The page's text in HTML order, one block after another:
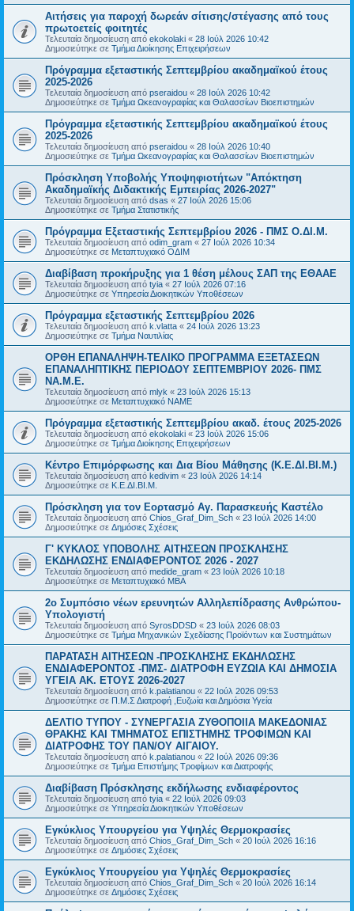
Αιτήσεις για παροχή δωρεάν σίτισης/στέγασης από τους
πρωτοετείς φοιτητές
Τελευταία δημοσίευση από ekokolaki « 28 Ιούλ 2026 10:42
Δημοσιεύτηκε σε Τμήμα Διοίκησης Επιχειρήσεων
Πρόγραμμα εξεταστικής Σεπτεμβρίου ακαδημαϊκού έτους
2025-2026
Τελευταία δημοσίευση από pseraidou « 28 Ιούλ 2026 10:42
Δημοσιεύτηκε σε Τμήμα Ωκεανογραφίας και Θαλασσίων Βιοεπιστημών
Πρόγραμμα εξεταστικής Σεπτεμβρίου ακαδημαϊκού έτους
2025-2026
Τελευταία δημοσίευση από pseraidou « 28 Ιούλ 2026 10:40
Δημοσιεύτηκε σε Τμήμα Ωκεανογραφίας και Θαλασσίων Βιοεπιστημών
Πρόσκληση Υποβολής Υποψηφιοτήτων "Απόκτηση
Ακαδημαϊκής Διδακτικής Εμπειρίας 2026-2027"
Τελευταία δημοσίευση από dsas « 27 Ιούλ 2026 15:06
Δημοσιεύτηκε σε Τμήμα Στατιστικής
Πρόγραμμα Εξεταστικής Σεπτεμβρίου 2026 - ΠΜΣ Ο.ΔΙ.Μ.
Τελευταία δημοσίευση από odim_gram « 27 Ιούλ 2026 10:34
Δημοσιεύτηκε σε Μεταπτυχιακό ΟΔΙΜ
Διαβίβαση προκήρυξης για 1 θέση μέλους ΣΑΠ της ΕΘΑΑΕ
Τελευταία δημοσίευση από tyia « 27 Ιούλ 2026 07:16
Δημοσιεύτηκε σε Υπηρεσία Διοικητικών Υποθέσεων
Πρόγραμμα εξεταστικής Σεπτεμβρίου 2026
Τελευταία δημοσίευση από k.vlatta « 24 Ιούλ 2026 13:23
Δημοσιεύτηκε σε Τμήμα Ναυτιλίας
ΟΡΘΗ ΕΠΑΝΑΛΗΨΗ-ΤΕΛΙΚΟ ΠΡΟΓΡΑΜΜΑ ΕΞΕΤΑΣΕΩΝ
ΕΠΑΝΑΛΗΠΤΙΚΗΣ ΠΕΡΙΟΔΟΥ ΣΕΠΤΕΜΒΡΙΟΥ 2026- ΠΜΣ
ΝΑ.Μ.Ε.
Τελευταία δημοσίευση από mlyk « 23 Ιούλ 2026 15:13
Δημοσιεύτηκε σε Μεταπτυχιακό ΝΑΜΕ
Πρόγραμμα εξεταστικής Σεπτεμβρίου ακαδ. έτους 2025-2026
Τελευταία δημοσίευση από ekokolaki « 23 Ιούλ 2026 15:06
Δημοσιεύτηκε σε Τμήμα Διοίκησης Επιχειρήσεων
Κέντρο Επιμόρφωσης και Δια Βίου Μάθησης (Κ.Ε.ΔΙ.ΒΙ.Μ.)
Τελευταία δημοσίευση από kedivim « 23 Ιούλ 2026 14:14
Δημοσιεύτηκε σε Κ.Ε.ΔΙ.ΒΙ.Μ.
Πρόσκληση για τον Εορτασμό Αγ. Παρασκευής Καστέλο
Τελευταία δημοσίευση από Chios_Graf_Dim_Sch « 23 Ιούλ 2026 14:00
Δημοσιεύτηκε σε Δημόσιες Σχέσεις
Γ' ΚΥΚΛΟΣ ΥΠΟΒΟΛΗΣ ΑΙΤΗΣΕΩΝ ΠΡΟΣΚΛΗΣΗΣ
ΕΚΔΗΛΩΣΗΣ ΕΝΔΙΑΦΕΡΟΝΤΟΣ 2026 - 2027
Τελευταία δημοσίευση από medide_gram « 23 Ιούλ 2026 10:18
Δημοσιεύτηκε σε Μεταπτυχιακό MBA
2ο Συμπόσιο νέων ερευνητών Αλληλεπίδρασης Ανθρώπου-
Υπολογιστή
Τελευταία δημοσίευση από SyrosDDSD « 23 Ιούλ 2026 08:03
Δημοσιεύτηκε σε Τμήμα Μηχανικών Σχεδίασης Προϊόντων και Συστημάτων
ΠΑΡΑΤΑΣΗ ΑΙΤΗΣΕΩΝ -ΠΡΟΣΚΛΗΣΗΣ ΕΚΔΗΛΩΣΗΣ
ΕΝΔΙΑΦΕΡΟΝΤΟΣ -ΠΜΣ- ΔΙΑΤΡΟΦΗ ΕΥΖΩΙΑ ΚΑΙ ΔΗΜΟΣΙΑ
ΥΓΕΙΑ AK. ETOYΣ 2026-2027
Τελευταία δημοσίευση από k.palatianou « 22 Ιούλ 2026 09:53
Δημοσιεύτηκε σε Π.Μ.Σ Διατροφή ,Ευζωία και Δημόσια Υγεία
ΔΕΛΤΙΟ ΤΥΠΟΥ - ΣΥΝΕΡΓΑΣΙΑ ΖΥΘΟΠΟΙΙΑ ΜΑΚΕΔΟΝΙΑΣ
ΘΡΑΚΗΣ ΚΑΙ ΤΜΗΜΑΤΟΣ ΕΠΙΣΤΗΜΗΣ ΤΡΟΦΙΜΩΝ ΚΑΙ
ΔΙΑΤΡΟΦΗΣ ΤΟΥ ΠΑΝ/ΟΥ ΑΙΓΑΙΟΥ.
Τελευταία δημοσίευση από k.palatianou « 22 Ιούλ 2026 09:36
Δημοσιεύτηκε σε Τμήμα Επιστήμης Τροφίμων και Διατροφής
Διαβίβαση Πρόσκλησης εκδήλωσης ενδιαφέροντος
Τελευταία δημοσίευση από tyia « 22 Ιούλ 2026 09:03
Δημοσιεύτηκε σε Υπηρεσία Διοικητικών Υποθέσεων
Εγκύκλιος Υπουργείου για Υψηλές Θερμοκρασίες
Τελευταία δημοσίευση από Chios_Graf_Dim_Sch « 20 Ιούλ 2026 16:16
Δημοσιεύτηκε σε Δημόσιες Σχέσεις
Εγκύκλιος Υπουργείου για Υψηλές Θερμοκρασίες
Τελευταία δημοσίευση από Chios_Graf_Dim_Sch « 20 Ιούλ 2026 16:14
Δημοσιεύτηκε σε Δημόσιες Σχέσεις